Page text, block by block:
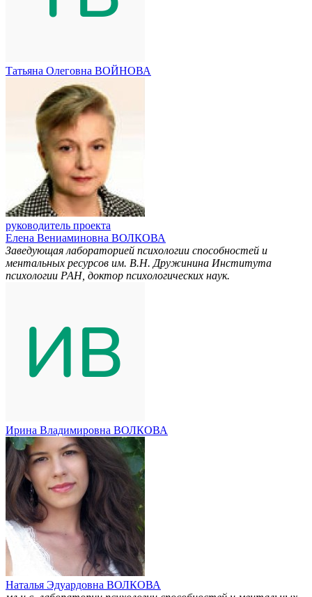
Татьяна Олеговна ВОЙНОВА
руководитель проекта
Елена Вениаминовна ВОЛКОВА
Заведующая лабораторией психологии способностей и
ментальных ресурсов им. В.Н. Дружинина Института
психологии РАН, доктор психологических наук.
Ирина Владимировна ВОЛКОВА
Наталья Эдуардовна ВОЛКОВА